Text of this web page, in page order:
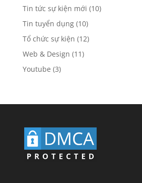
Tin tức sự kiện mới (10)
Tin tuyển dụng(10)
Tổ chức sự kiện (12)
Web & Design (11)
Youtube (3)